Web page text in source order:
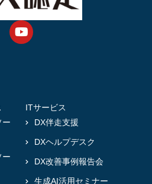
ー
ー
ITサービス
DX伴走支援
DXヘルプデスク
DX改善事例報告会
生成AI活用セミナー